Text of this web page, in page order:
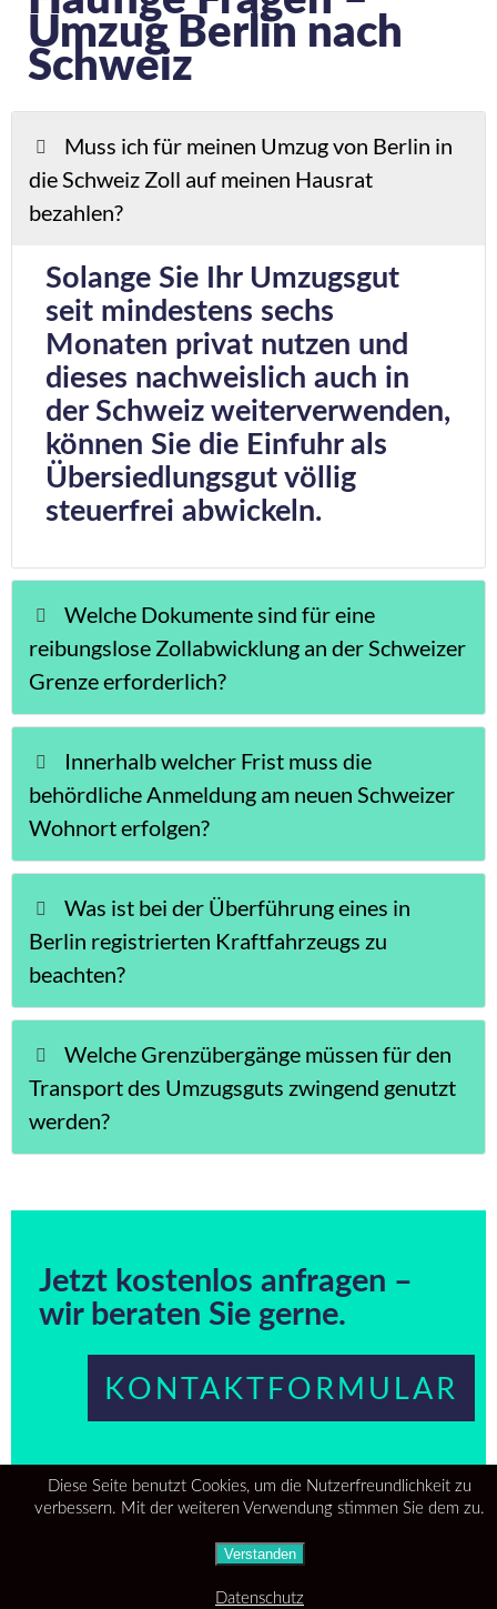
Umzug Berlin nach
Schweiz
Muss ich für meinen Umzug von Berlin in
die Schweiz Zoll auf meinen Hausrat
bezahlen?
Solange Sie Ihr Umzugsgut
seit mindestens sechs
Monaten privat nutzen und
dieses nachweislich auch in
der Schweiz weiterverwenden,
können Sie die Einfuhr als
Übersiedlungsgut völlig
steuerfrei abwickeln.
Welche Dokumente sind für eine
reibungslose Zollabwicklung an der Schweizer
Grenze erforderlich?
Innerhalb welcher Frist muss die
behördliche Anmeldung am neuen Schweizer
Wohnort erfolgen?
Was ist bei der Überführung eines in
Berlin registrierten Kraftfahrzeugs zu
beachten?
Welche Grenzübergänge müssen für den
Transport des Umzugsguts zwingend genutzt
werden?
Jetzt kostenlos anfragen –
wir beraten Sie gerne.
KONTAKTFORMULAR
Diese Seite benutzt Cookies, um die Nutzerfreundlichkeit zu
verbessern. Mit der weiteren Verwendung stimmen Sie dem zu.
Verstanden
Datenschutz